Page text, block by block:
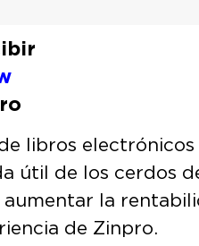
libros
útil de los cerdos
la
de Zinpro.